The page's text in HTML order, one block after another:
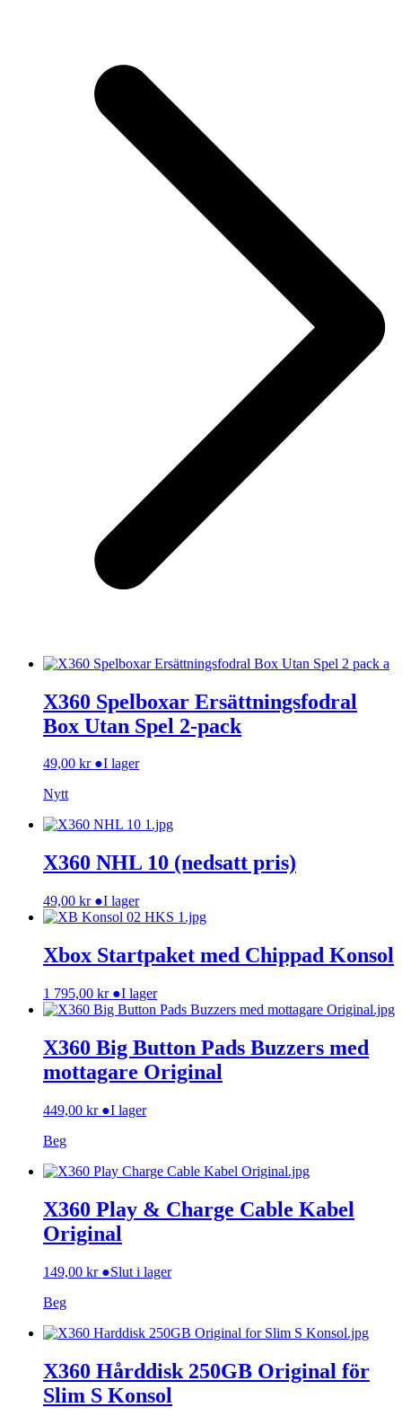
X360 Spelboxar Ersättningsfodral
Box Utan Spel 2-pack
49,00 kr ●I lager
Nytt
X360 NHL 10 (nedsatt pris)
49,00 kr ●I lager
Xbox Startpaket med Chippad Konsol
1 795,00 kr ●I lager
X360 Big Button Pads Buzzers med
mottagare Original
449,00 kr ●I lager
Beg
X360 Play & Charge Cable Kabel
Original
149,00 kr ●Slut i lager
Beg
X360 Hårddisk 250GB Original för
Slim S Konsol